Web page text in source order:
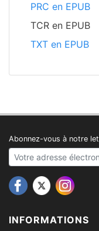
PRC en EPUB
TCR en EPUB
TXT en EPUB
INFORMATIONS
Abonnez-vous à notre
Your email address